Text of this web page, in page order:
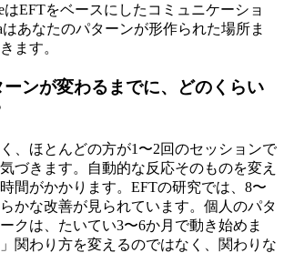
はEFTをベースにしたコミュニケーショ
あなたのパターンが形作られた場所ま
ます。
ーンが変わるまでに、どのくらい
、ほとんどの方が1〜2回のセッションで
づきます。自動的な反応そのものを変え
間がかかります。EFTの研究では、8〜
かな改善が見られています。個人のパタ
クは、たいてい3〜6か月で動き始めま
関わり方を変えるのではなく、関わりな